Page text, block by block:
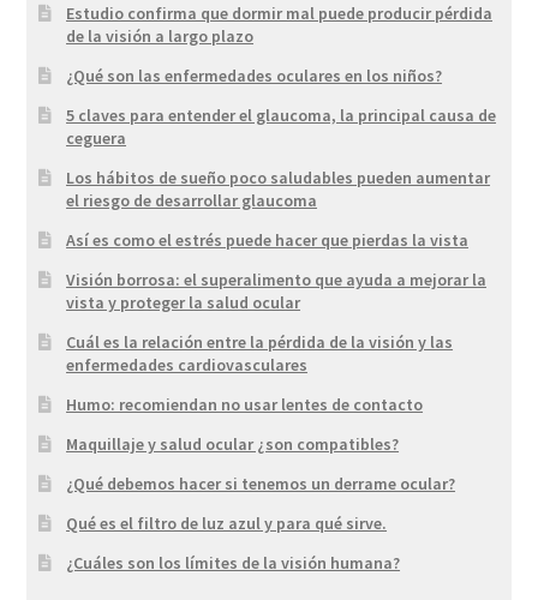
Estudio confirma que dormir mal puede producir pérdida
de la visión a largo plazo
¿Qué son las enfermedades oculares en los niños?
5 claves para entender el glaucoma, la principal causa de
ceguera
Los hábitos de sueño poco saludables pueden aumentar
el riesgo de desarrollar glaucoma
Así es como el estrés puede hacer que pierdas la vista
Visión borrosa: el superalimento que ayuda a mejorar la
vista y proteger la salud ocular
Cuál es la relación entre la pérdida de la visión y las
enfermedades cardiovasculares
Humo: recomiendan no usar lentes de contacto
Maquillaje y salud ocular ¿son compatibles?
¿Qué debemos hacer si tenemos un derrame ocular?
Qué es el filtro de luz azul y para qué sirve.
¿Cuáles son los límites de la visión humana?